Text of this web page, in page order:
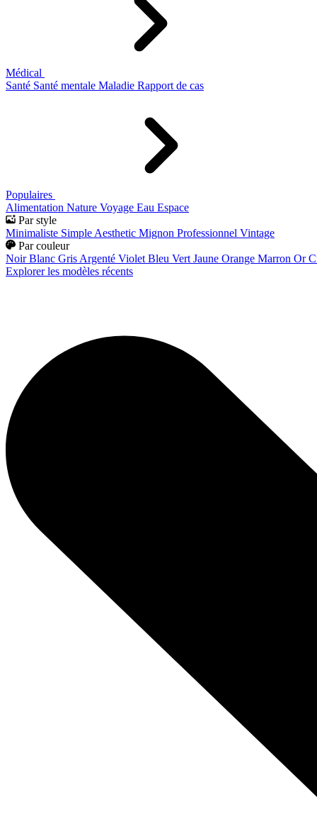
Médical
Santé Santé mentale Maladie Rapport de cas
Populaires
Alimentation Nature Voyage Eau Espace
Par style
Minimaliste Simple Aesthetic Mignon Professionnel Vintage
Par couleur
Noir Blanc Gris Argenté Violet Bleu Vert Jaune Orange Marron Or
Explorer les modèles récents